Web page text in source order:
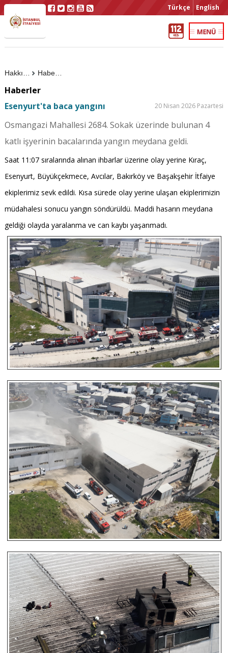
Türkçe English
Haberler
Haberler
Esenyurt'ta baca yangını
20 Nisan 2026 Pazartesi
Osmangazi Mahallesi 2684. Sokak üzerinde bulunan 4
katlı işyerinin bacalarında yangın meydana geldi.
Saat 11:07 sıralarında alınan ihbarlar üzerine olay yerine Kıraç,
Esenyurt, Büyükçekmece, Avcılar, Bakırköy ve Başakşehir İtfaiye
ekiplerimiz sevk edildi. Kısa sürede olay yerine ulaşan ekiplerimizin
müdahalesi sonucu yangın söndürüldü. Maddi hasarın meydana
geldiği olayda yaralanma ve can kaybı yaşanmadı.